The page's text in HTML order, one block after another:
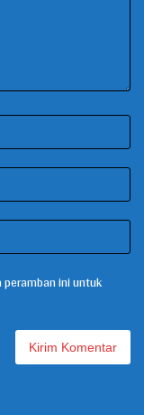
ini untuk